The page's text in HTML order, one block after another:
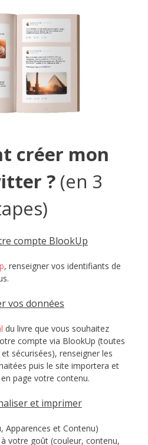
créer mon
?(en 3
compte BlookUp
, renseigner vos identifiants de
vos données
du livre que vous souhaitez
compte via BlookUp (toutes
sécurisées), renseigner les
puis le site importera et
page votre contenu.
et imprimer
Apparences et Contenu)
votre goût (couleur, contenu,